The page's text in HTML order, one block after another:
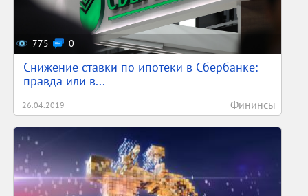
775 0
Снижение ставки по ипотеки в Сбербанке:
правда или в...
26.04.2019 Фининсы